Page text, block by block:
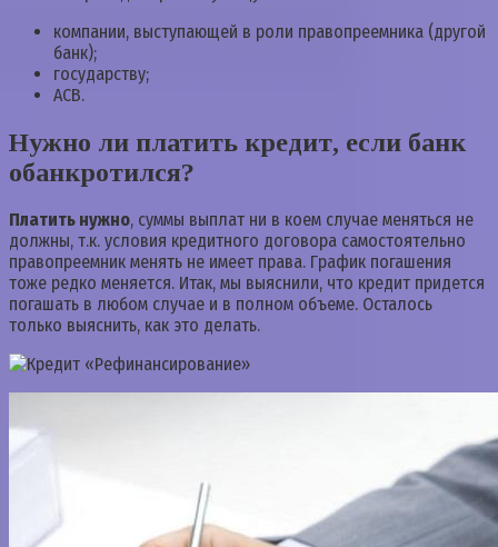
компании, выступающей в роли правопреемника (другой
банк);
государству;
АСВ.
Нужно ли платить кредит, если банк
обанкротился?
Платить нужно, суммы выплат ни в коем случае меняться не
должны, т.к. условия кредитного договора самостоятельно
правопреемник менять не имеет права. График погашения
тоже редко меняется. Итак, мы выяснили, что кредит придется
погашать в любом случае и в полном объеме. Осталось
только выяснить, как это делать.